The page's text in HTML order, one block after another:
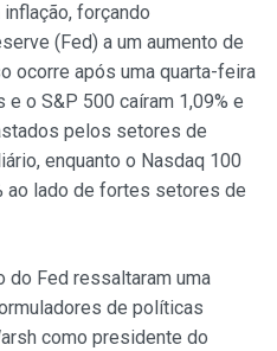
forçando
(Fed) a um aumento de
ocorre após uma quarta-feira
o S&P 500 caíram 1,09% e
pelos setores de
enquanto o Nasdaq 100
ao lado de fortes setores de
do Fed ressaltaram uma
de políticas
como presidente do